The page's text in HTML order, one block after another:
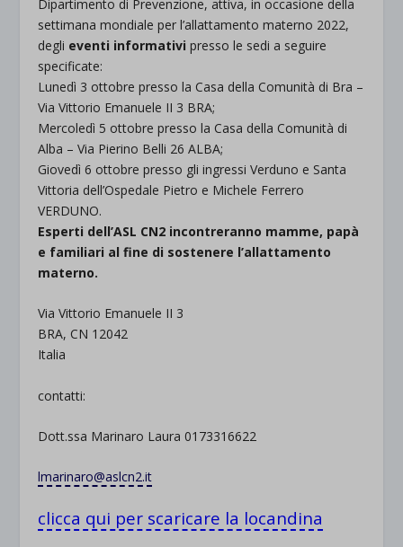
Dipartimento di Prevenzione, attiva, in occasione della
settimana mondiale per l’allattamento materno 2022,
degli eventi informativi presso le sedi a seguire
specificate:
Lunedì 3 ottobre presso la Casa della Comunità di Bra –
Via Vittorio Emanuele II 3 BRA;
Mercoledì 5 ottobre presso la Casa della Comunità di
Alba – Via Pierino Belli 26 ALBA;
Giovedì 6 ottobre presso gli ingressi Verduno e Santa
Vittoria dell’Ospedale Pietro e Michele Ferrero
VERDUNO.
Esperti dell’ASL CN2 incontreranno mamme, papà
e familiari al fine di sostenere l’allattamento
materno.
Via Vittorio Emanuele II 3
BRA, CN 12042
Italia
contatti:
Dott.ssa Marinaro Laura 0173316622
lmarinaro@aslcn2.it
clicca qui per scaricare la locandina